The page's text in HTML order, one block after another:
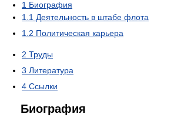
1 Биография
1.1 Деятельность в штабе флота
1.2 Политическая карьера
2 Труды
3 Литература
4 Ссылки
Биография